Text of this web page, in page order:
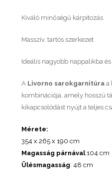
Kiváló minőségű kárpitozás
Masszív, tartós szerkezet
Ideális nagyobb nappalikba
A Livorno sarokgarnitúra a
kombinációja, amely hosszú
kikapcsolódást nyújt a teljes
Mérete:
354 x 265 x 190 cm
Magasság párnával:104 cm
Ülésmagasság: 48 cm